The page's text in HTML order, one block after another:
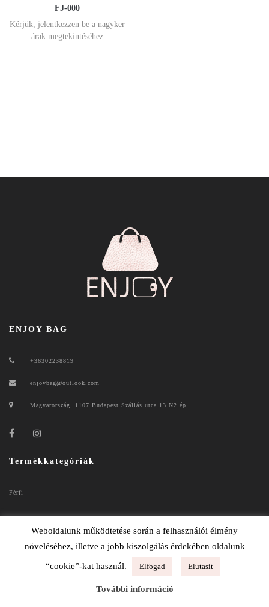
FJ-000
Kérjük, jelentkezzen be a nagyker
árak megtekintéséhez
ENJOY BAG
+36302238819
enjoybag@outlook.com
Magyarország, 1107 Budapest Szállás utca 13.N2 ép.
Termékkategóriák
Férfi
ADATKEZELÉSI TÁJÉKOZTATÓ
Weboldalunk működtetése során a felhasználói élmény
növeléséhez, illetve a jobb kiszolgálás érdekében oldalunk
“cookie”-kat használ. Elfogad Elutasít
További információ